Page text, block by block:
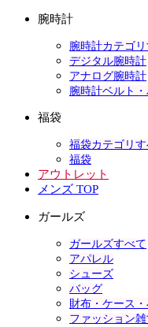
腕時計
腕時計カテゴ
デジタル腕時計
アナログ腕時計
腕時計ベルト・
福袋
福袋カテゴリす
福袋
アウトレット
メンズ TOP
ガールズ
ガールズすべて
アパレル
シューズ
バッグ
財布・ケース
ファッション